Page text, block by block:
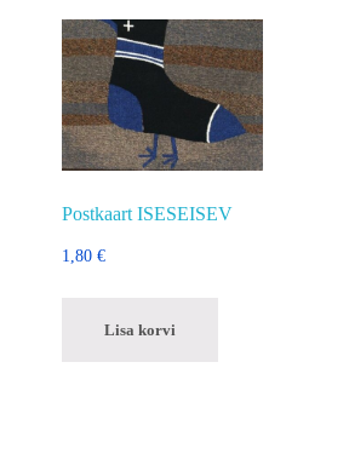
Postkaart ISESEISEV
1,80 €
Lisa korvi